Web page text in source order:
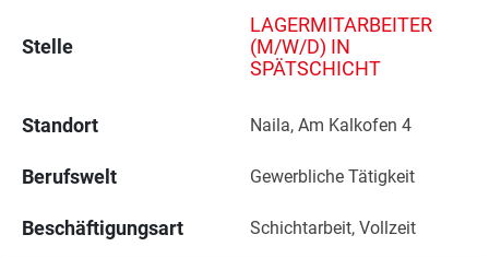
Stelle
LAGERMITARBEITER
(M/W/D) IN
SPÄTSCHICHT
Standort Naila, Am Kalkofen 4
Berufswelt Gewerbliche Tätigkeit
Beschäftigungsart Schichtarbeit, Vollzeit